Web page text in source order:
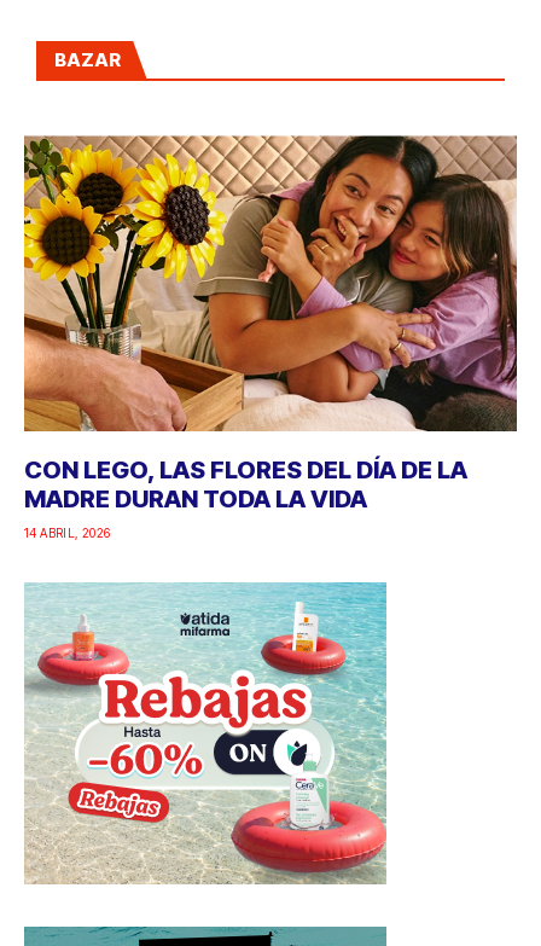
BAZAR
CON LEGO, LAS FLORES DEL DÍA DE LA
MADRE DURAN TODA LA VIDA
14 ABRIL, 2026